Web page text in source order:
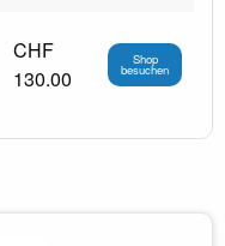
CHF
130.00
Shop
besuchen